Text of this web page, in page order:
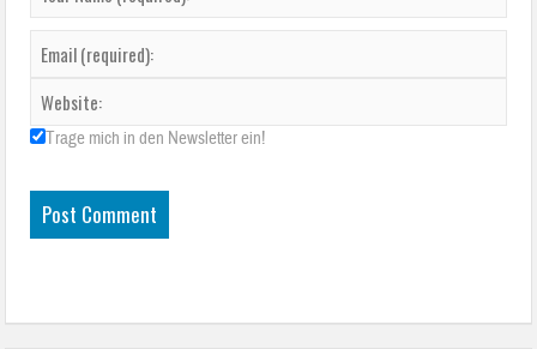
Trage mich in den Newsletter ein!